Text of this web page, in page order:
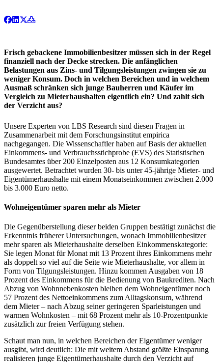
Frisch gebackene Immobilienbesitzer müssen sich in der Regel
finanziell nach der Decke strecken. Die anfänglichen
Belastungen aus Zins- und Tilgungsleistungen zwingen sie zu
weniger Konsum. Doch in welchen Bereichen und in welchem
Ausmaß schränken sich junge Bauherren und Käufer im
Vergleich zu Mieterhaushalten eigentlich ein? Und zahlt sich
der Verzicht aus?
Unsere Experten von LBS Research sind diesen Fragen in
Zusammenarbeit mit dem Forschungsinstitut empirica
nachgegangen. Die Wissenschaftler haben auf Basis der aktuellen
Einkommens- und Verbrauchsstichprobe (EVS) des Statistischen
Bundesamtes über 200 Einzelposten aus 12 Konsumkategorien
ausgewertet. Betrachtet wurden 30- bis unter 45-jährige Mieter- und
Eigentümerhaushalte mit einem Monatseinkommen zwischen 2.000
bis 3.000 Euro netto.
Wohneigentümer sparen mehr als Mieter
Die Gegenüberstellung dieser beiden Gruppen bestätigt zunächst die
Erkenntnis früherer Untersuchungen, wonach Immobilienbesitzer
mehr sparen als Mieterhaushalte derselben Einkommenskategorie:
Sie legen Monat für Monat mit 13 Prozent ihres Einkommens mehr
als doppelt so viel auf die Seite wie Mieterhaushalte, vor allem in
Form von Tilgungsleistungen. Hinzu kommen Ausgaben von 18
Prozent des Einkommens für die Bedienung von Baukrediten. Nach
Abzug von Wohnnebenkosten bleiben dem Wohneigentümer noch
57 Prozent des Nettoeinkommens zum Alltagskonsum, während
dem Mieter – nach Abzug seiner geringeren Sparleistungen und
warmen Wohnkosten – mit 68 Prozent mehr als 10-Prozentpunkte
zusätzlich zur freien Verfügung stehen.
Schaut man nun, in welchen Bereichen der Eigentümer weniger
ausgibt, wird deutlich: Die mit weitem Abstand größte Einsparung
realisieren junge Eigentümerhaushalte durch den Verzicht auf